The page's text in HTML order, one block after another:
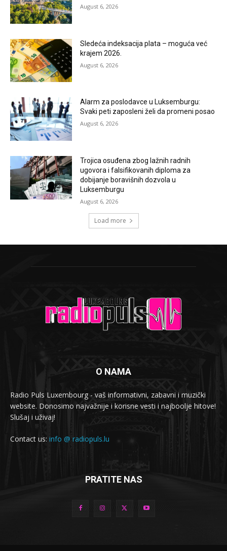
August 6, 2026
Sledeća indeksacija plata – moguća već
krajem 2026.
August 6, 2026
Alarm za poslodavce u Luksemburgu:
Svaki peti zaposleni želi da promeni posao
August 6, 2026
Trojica osuđena zbog lažnih radnih
ugovora i falsifikovanih diploma za
dobijanje boravišnih dozvola u
Luksemburgu
August 6, 2026
Load more
O NAMA
Radio Puls Luxembourg - vaš informativni, zabavni i muzički
website. Donosimo najvažnije i korisne vesti i najboolje hitove!
Slušaj i uživaj!
Contact us: info @ radiopuls.lu
PRATITE NAS